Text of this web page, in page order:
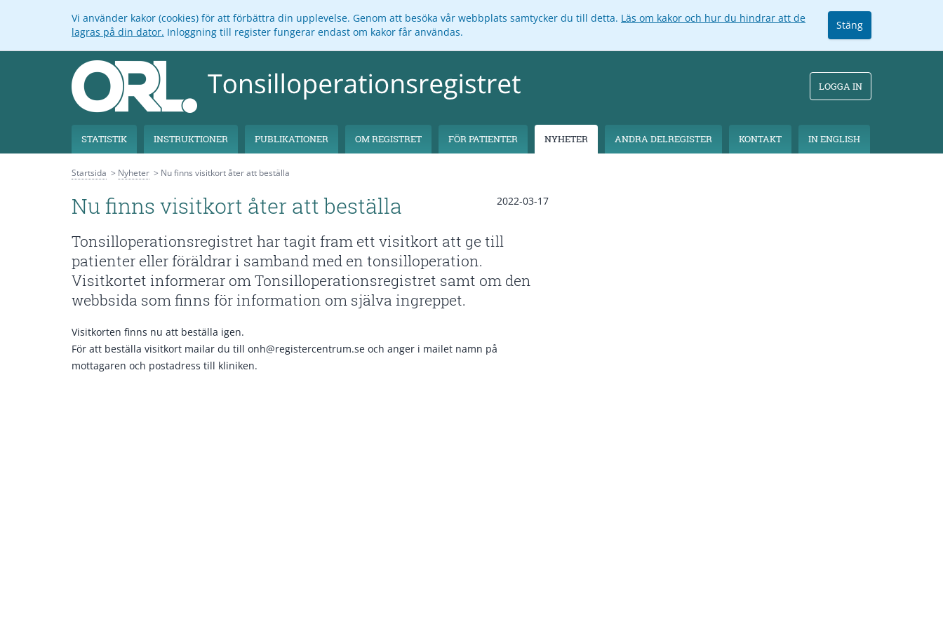
Vi använder kakor (cookies) för att förbättra din upplevelse. Genom att besöka vår webbplats samtycker du till detta. Läs om kakor och hur du hindrar att de
lagras på din dator. Inloggning till register fungerar endast om kakor får användas.
Stäng
LOGGA IN
STATISTIK INSTRUKTIONER PUBLIKATIONER OM REGISTRET FÖR PATIENTER NYHETER ANDRA DELREGISTER KONTAKT IN ENGLISH
Startsida Nyheter Nu finns visitkort åter att beställa
Nu finns visitkort åter att beställa 2022-03-17
Tonsilloperationsregistret har tagit fram ett visitkort att ge till
patienter eller föräldrar i samband med en tonsilloperation.
Visitkortet informerar om Tonsilloperationsregistret samt om den
webbsida som finns för information om själva ingreppet.
Visitkorten finns nu att beställa igen.
För att beställa visitkort mailar du till onh@registercentrum.se och anger i mailet namn på
mottagaren och postadress till kliniken.